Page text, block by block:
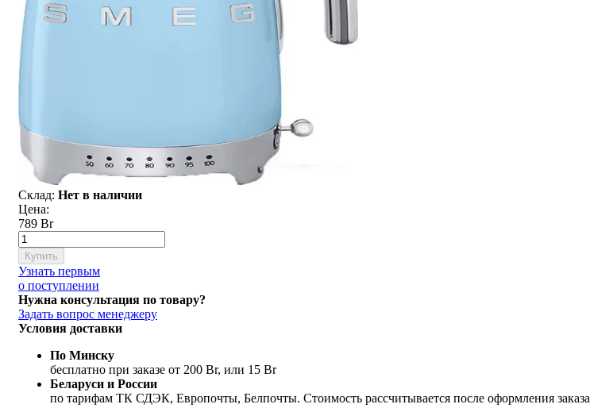
Склад: Нет в наличии
Цена:
789 Br
Купить
Узнать первым
о поступлении
Нужна консультация по товару?
Задать вопрос менеджеру
Условия доставки
По Минску
бесплатно при заказе от 200 Br, или 15 Br
Беларуси и России
по тарифам ТК СДЭК, Европочты, Белпочты. Стоимость рассчитывается после оформления заказа